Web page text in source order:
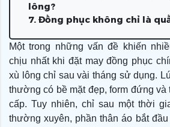
lông?
7. Đồng phục không chỉ là
Một trong những vấn đề khiến
chịu nhất khi đặt may đồng phục
xù lông chỉ sau vài tháng sử dụng.
thường có bề mặt đẹp, form đứng và
cấp. Tuy nhiên, chỉ sau một thời
thường xuyên, phần thân áo bắt